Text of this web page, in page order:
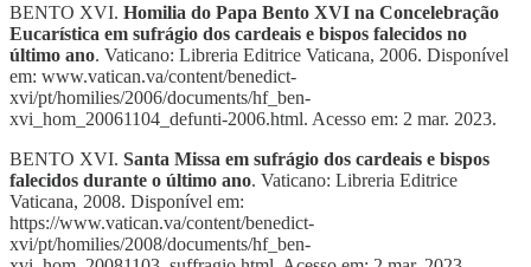
BENTO XVI. Homilia do Papa Bento XVI na Concelebração
Eucarística em sufrágio dos cardeais e bispos falecidos no
último ano. Vaticano: Libreria Editrice Vaticana, 2006. Disponível
em: www.vatican.va/content/benedict-
xvi/pt/homilies/2006/documents/hf_ben-
xvi_hom_20061104_defunti-2006.html. Acesso em: 2 mar. 2023.
BENTO XVI. Santa Missa em sufrágio dos cardeais e bispos
falecidos durante o último ano. Vaticano: Libreria Editrice
Vaticana, 2008. Disponível em:
https://www.vatican.va/content/benedict-
xvi/pt/homilies/2008/documents/hf_ben-